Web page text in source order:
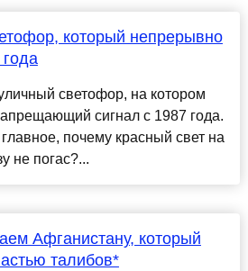
который непрерывно
светофор, на котором
сигнал с 1987 года.
почему красный свет на
не погас?...
Афганистану, который
талибов*